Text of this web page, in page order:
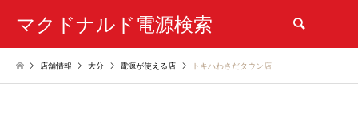
マクドナルド電源検索
店舗情報 大分 電源が使える店 トキハわさだタウン店